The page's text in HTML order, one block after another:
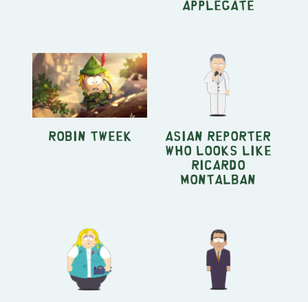
Applegate
Robin Tweek Asian Reporter
Who Looks Like
Ricardo
Montalban